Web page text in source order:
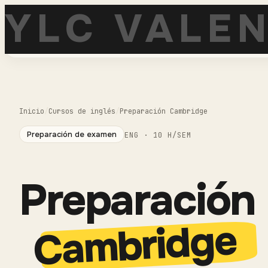
YLC Escuela de
Inicio Cursos de inglés Preparación Cambridge
Preparación de examen ENG · 10 H/SEM
Preparación
Cambridge